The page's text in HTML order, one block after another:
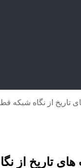
تاریخ از نگاه شبکه
های تاریخ از